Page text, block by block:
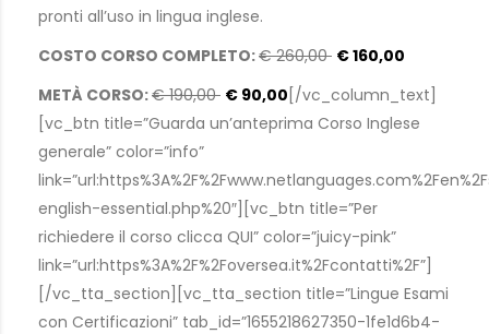
pronti all’uso in lingua inglese.
COSTO CORSO COMPLETO:€ 260,00 € 160,00
METÀ CORSO:€ 190,00 € 90,00 [/vc_column_text]
[vc_btn title=”Guarda un’anteprima Corso Inglese
generale” color=”info”
english-essential.php%20″][vc_btn title=”Per
richiedere il corso clicca QUI” color=”juicy-pink”
link=”url:https%3A%2F%2Foversea.it%2Fcontatti%2F”]
[/vc_tta_section][vc_tta_section title=”Lingue Esami
con Certificazioni” tab_id=”1655218627350-1fe1d6b4-